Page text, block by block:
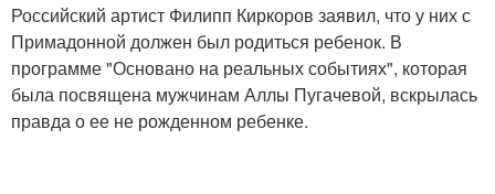
Российский артист Филипп Киркоров заявил, что у них с
Примадонной должен был родиться ребенок. В
программе "Основано на реальных событиях", которая
была посвящена мужчинам Аллы Пугачевой, вскрылась
правда о ее не рожденном ребенке.